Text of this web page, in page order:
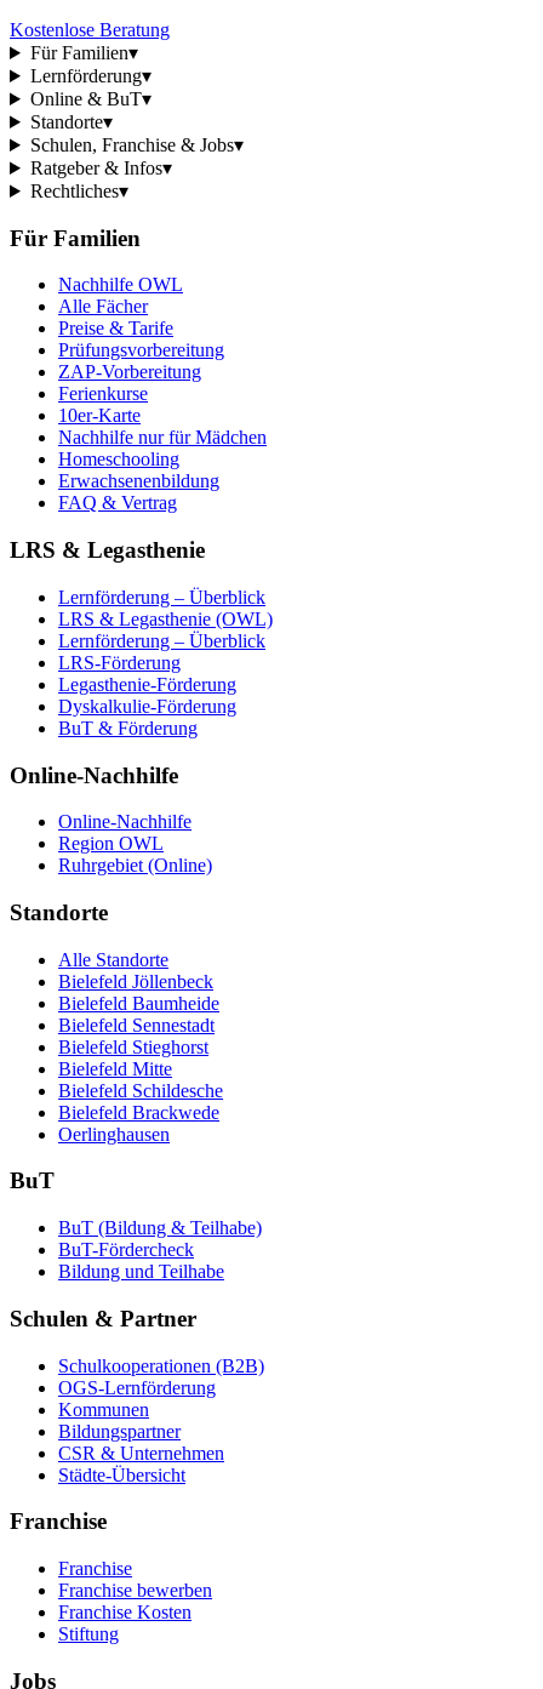
Kostenlose Beratung
Für Familien▾
Lernförderung▾
Online & BuT▾
Standorte▾
Schulen, Franchise & Jobs▾
Ratgeber & Infos▾
Rechtliches▾
Für Familien
Nachhilfe OWL
Alle Fächer
Preise & Tarife
Prüfungsvorbereitung
ZAP-Vorbereitung
Ferienkurse
10er-Karte
Nachhilfe nur für Mädchen
Homeschooling
Erwachsenenbildung
FAQ & Vertrag
LRS & Legasthenie
Lernförderung – Überblick
LRS & Legasthenie (OWL)
Lernförderung – Überblick
LRS-Förderung
Legasthenie-Förderung
Dyskalkulie-Förderung
BuT & Förderung
Online-Nachhilfe
Online-Nachhilfe
Region OWL
Ruhrgebiet (Online)
Standorte
Alle Standorte
Bielefeld Jöllenbeck
Bielefeld Baumheide
Bielefeld Sennestadt
Bielefeld Stieghorst
Bielefeld Mitte
Bielefeld Schildesche
Bielefeld Brackwede
Oerlinghausen
BuT
BuT (Bildung & Teilhabe)
BuT-Fördercheck
Bildung und Teilhabe
Schulen & Partner
Schulkooperationen (B2B)
OGS-Lernförderung
Kommunen
Bildungspartner
CSR & Unternehmen
Städte-Übersicht
Franchise
Franchise
Franchise bewerben
Franchise Kosten
Stiftung
Jobs